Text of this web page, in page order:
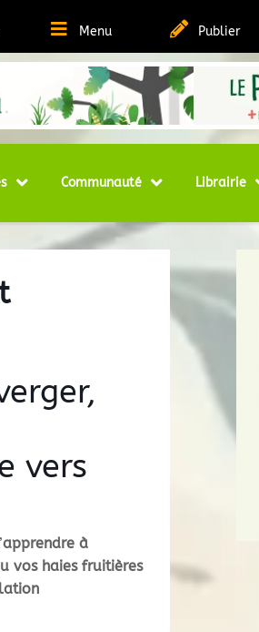
Menu Publier
Communauté Librairie
vers
apprendre à
vos haies fruitières